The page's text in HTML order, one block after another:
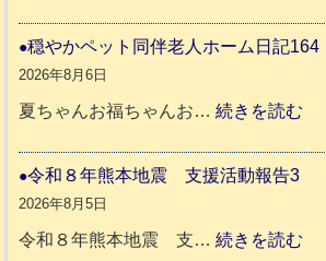
ん
2
本
援
市
和
穏やかペット同伴老人ホーム日記164
2026年8月6日
夏ちゃんお福ちゃんお…続きを読む
令和８年熊本地震 支援活動報告3
2026年8月5日
令和８年熊本地震 支…続きを読む